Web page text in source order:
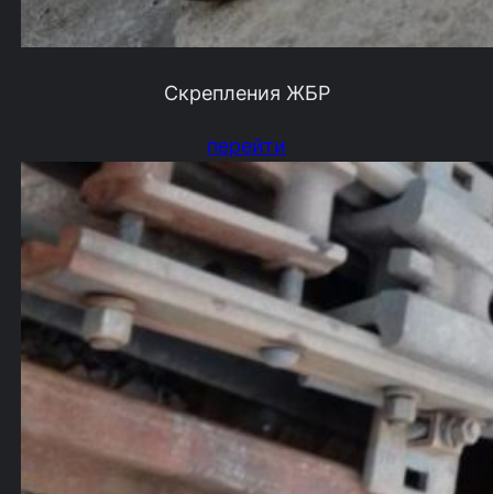
Скрепления ЖБР
перейти